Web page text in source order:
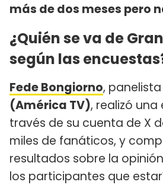
más de dos meses pero
¿Quién se va de
según las
Fede Bongiorno,
(América TV), realizó
través de su cuenta de X
miles de fanáticos, y
resultados sobre la
los participantes que